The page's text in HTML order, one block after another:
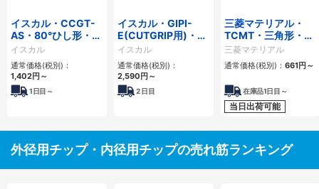
イスカル・CCGT-
AS・80°ひし形・ポ
ジ・穴有・旋削チッ
プ
イスカル
通常価格(税別)：
1,402円 ～
1日目～
イスカル・GIPI-
E(CUTGRIP用)・旋
削チップ
イスカル
通常価格(税別)：
2,590円 ～
2日目
三菱マテリアル・
TCMT・三角形・ポ
ジ・穴有・旋削チッ
プ
三菱マテリアル
通常価格(税別)： 661円 ～
在庫品1日目～
当日出荷可能
外径用チップ・内径用チップの売れ筋ランキング